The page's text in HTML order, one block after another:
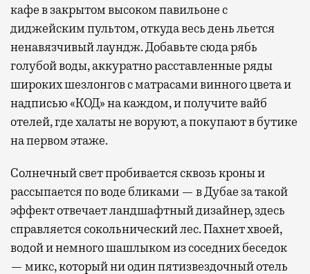
кафе в закрытом высоком павильоне с
диджейским пультом, откуда весь день льется
ненавязчивый лаундж. Добавьте сюда рябь
голубой воды, аккуратно расставленные ряды
широких шезлонгов с матрасами винного цвета и
надписью «КОД» на каждом, и получите вайб
отелей, где халаты не воруют, а покупают в бутике
на первом этаже.
Солнечный свет пробивается сквозь кроны и
рассыпается по воде бликами — в Дубае за такой
эффект отвечает ландшафтный дизайнер, здесь
справляется сокольнический лес. Пахнет хвоей,
водой и немного шашлыком из соседних беседок
— микс, который ни один пятизвездочный отель